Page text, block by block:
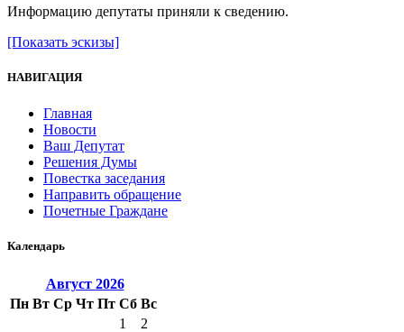
Информацию депутаты приняли к сведению.
[Показать эскизы]
НАВИГАЦИЯ
Главная
Новости
Ваш Депутат
Решения Думы
Повестка заседания
Направить обращение
Почетные Граждане
Календарь
Август 2026
Пн Вт Ср Чт Пт Сб Вс
1
2